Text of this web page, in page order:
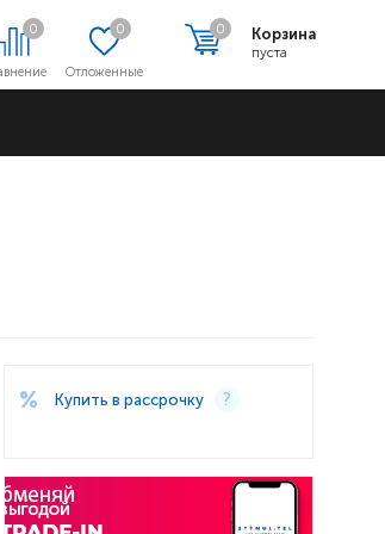
0
Отложенные
0 Корзина
пуста
0
Купить в рассрочку